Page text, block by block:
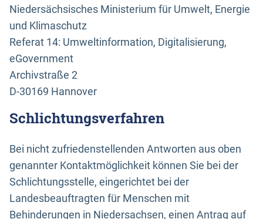
Niedersächsisches Ministerium für Umwelt, Energie
und Klimaschutz
Referat 14: Umweltinformation, Digitalisierung,
eGovernment
Archivstraße 2
D-30169 Hannover
Schlichtungsverfahren
Bei nicht zufriedenstellenden Antworten aus oben
genannter Kontaktmöglichkeit können Sie bei der
Schlichtungsstelle, eingerichtet bei der
Landesbeauftragten für Menschen mit
Behinderungen in Niedersachsen, einen Antrag auf